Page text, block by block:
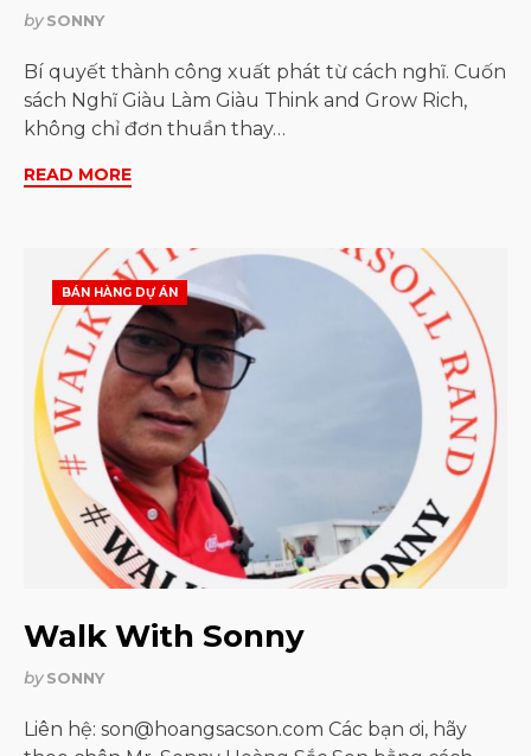
bySONNY
Bí quyết thành công xuất phát từ cách nghĩ. Cuốn
sách Nghĩ Giàu Làm Giàu Think and Grow Rich,
không chỉ đơn thuần thay…
READ MORE
BÁN HÀNG DỰ ÁN
Walk With Sonny
bySONNY
Liên hệ: son@hoangsacson.com Các bạn ơi, hãy